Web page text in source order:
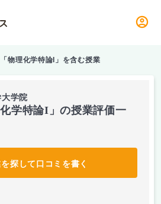
「物理化学特論I」を含む授業
学院
化学特論I」の授業評価一
探して口コミを書く